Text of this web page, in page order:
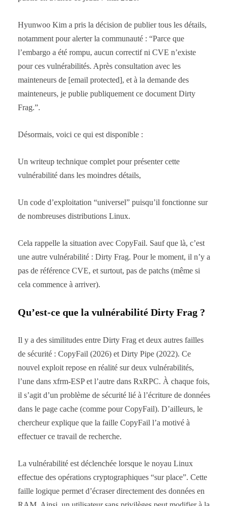
Hyunwoo Kim a pris la décision de publier tous les détails,
notamment pour alerter la communauté : “Parce que
l’embargo a été rompu, aucun correctif ni CVE n’existe
pour ces vulnérabilités. Après consultation avec les
mainteneurs de [email protected], et à la demande des
mainteneurs, je publie publiquement ce document Dirty
Frag.”.
Désormais, voici ce qui est disponible :
Un writeup technique complet pour présenter cette
vulnérabilité dans les moindres détails,
Un code d’exploitation “universel” puisqu’il fonctionne sur
de nombreuses distributions Linux.
Cela rappelle la situation avec CopyFail. Sauf que là, c’est
une autre vulnérabilité : Dirty Frag. Pour le moment, il n’y a
pas de référence CVE, et surtout, pas de patchs (même si
cela commence à arriver).
Qu’est-ce que la vulnérabilité Dirty Frag ?
Il y a des similitudes entre Dirty Frag et deux autres failles
de sécurité : CopyFail (2026) et Dirty Pipe (2022). Ce
nouvel exploit repose en réalité sur deux vulnérabilités,
l’une dans xfrm-ESP et l’autre dans RxRPC. À chaque fois,
il s’agit d’un problème de sécurité lié à l’écriture de données
dans le page cache (comme pour CopyFail). D’ailleurs, le
chercheur explique que la faille CopyFail l’a motivé à
effectuer ce travail de recherche.
La vulnérabilité est déclenchée lorsque le noyau Linux
effectue des opérations cryptographiques “sur place”. Cette
faille logique permet d’écraser directement des données en